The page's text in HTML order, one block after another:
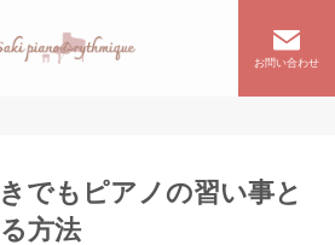
お問い合わせ
でもピアノの習い事と
方法